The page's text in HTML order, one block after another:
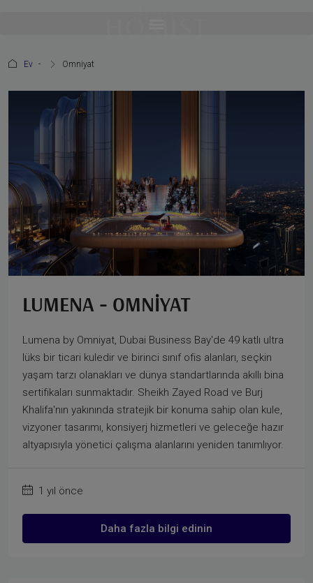
Ev Omniyat
LUMENA - OMNIYAT
Lumena by Omniyat, Dubai Business Bay'de 49 katlı ultra
lüks bir ticari kuledir ve birinci sınıf ofis alanları, seçkin
yaşam tarzı olanakları ve dünya standartlarında akıllı bina
sertifikaları sunmaktadır. Sheikh Zayed Road ve Burj
Khalifa'nın yakınında stratejik bir konuma sahip olan kule,
vizyoner tasarımı, konsiyerj hizmetleri ve geleceğe hazır
altyapısıyla yönetici çalışma alanlarını yeniden tanımlıyor.
1 yıl önce
Daha fazla bilgi edinin